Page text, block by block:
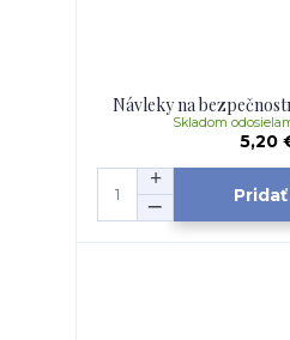
Návleky na
5,20
Skladom